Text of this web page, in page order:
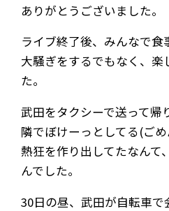
ありがとうございました。
ライブ終了後、みんなで食
大騒ぎをするでもなく、楽
た。
武田をタクシーで送って帰
隣でぼけーっとしてる(ごめ
熱狂を作り出してたなんて
んでした。
30日の昼、武田が自転車で